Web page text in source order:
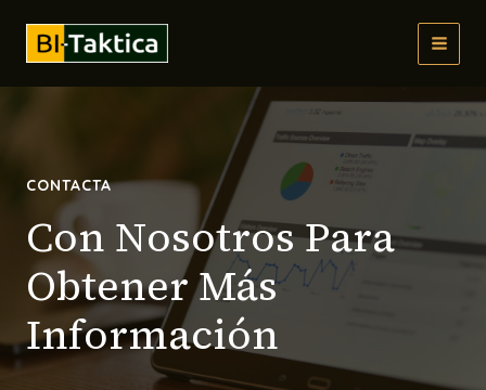
contenido
CONTACTA
Con Nosotros Para
Obtener Más
Información